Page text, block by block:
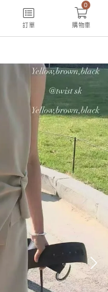
訂單
0
購物車